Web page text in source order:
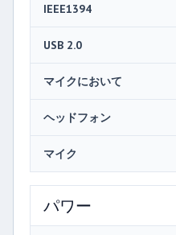
IEEE1394
USB 2.0
マイクにおいて
ヘッドフォン
マイク
パワー